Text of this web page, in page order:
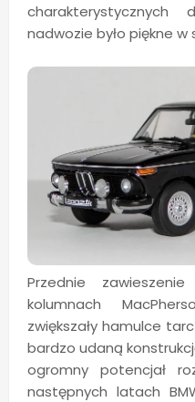
nadwozie było piękne
Przednie
kolumnach
zwiększały hamulce
bardzo udaną
ogromny potencjał
następnych latach